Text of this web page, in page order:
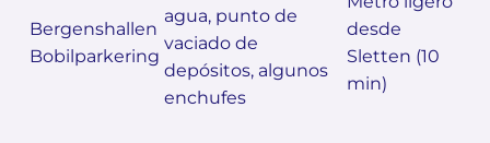
Bergenshallen
Bobilparkering
agua, punto de
vaciado de
depósitos, algunos
enchufes
desde
Sletten (10
min)